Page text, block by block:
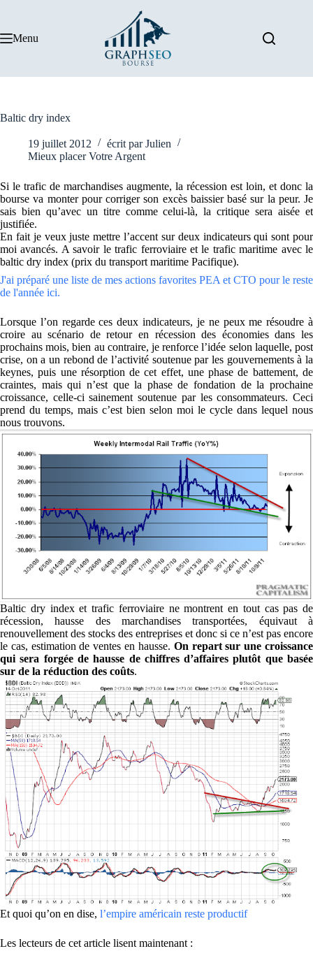
Menu
Baltic dry index
19 juillet 2012 écrit par Julien
Mieux placer Votre Argent
Si le trafic de marchandises augmente, la récession est loin, et donc la
bourse va monter pour corriger son excès baissier basé sur la peur. Je
sais bien qu’avec un titre comme celui-là, la critique sera aisée et
justifiée.
En fait je veux juste mettre l’accent sur deux indicateurs qui sont pour
moi avancés. A savoir le trafic ferroviaire et le trafic maritime avec le
baltic dry index (prix du transport maritime Pacifique).
J'ai préparé une liste de mes actions favorites PEA et CTO pour le reste
de l'année ici.
Lorsque l’on regarde ces deux indicateurs, je ne peux me résoudre à
croire au scénario de retour en récession des économies dans les
prochains mois, bien au contraire, je renforce l’idée selon laquelle, post
crise, on a un rebond de l’activité soutenue par les gouvernements à la
keynes, puis une résorption de cet effet, une phase de battement, de
craintes, mais qui n’est que la phase de fondation de la prochaine
croissance, celle-ci sainement soutenue par les consommateurs. Ceci
prend du temps, mais c’est bien selon moi le cycle dans lequel nous
nous trouvons.
Baltic dry index et trafic ferroviaire ne montrent en tout cas pas de
récession, hausse des marchandises transportées, équivaut à
renouvellement des stocks des entreprises et donc si ce n’est pas encore
le cas, estimation de ventes en hausse. On repart sur une croissance
qui sera forgée de hausse de chiffres d’affaires plutôt que basée
sur de la réduction des coûts.
Et quoi qu’on en dise, l’empire américain reste productif
Les lecteurs de cet article lisent maintenant :